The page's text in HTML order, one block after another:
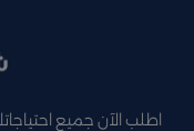
اطلب الآن جميع